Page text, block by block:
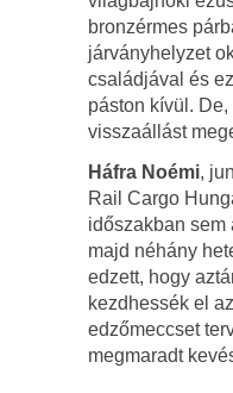
bronzérmes
járványhelyzet
családjával és
páston kívül.
visszaállást
Háfra Noémi,
Rail Cargo
időszakban sem
majd néhány
edzett, hogy
kezdhessék el
edzőmeccset
megmaradt